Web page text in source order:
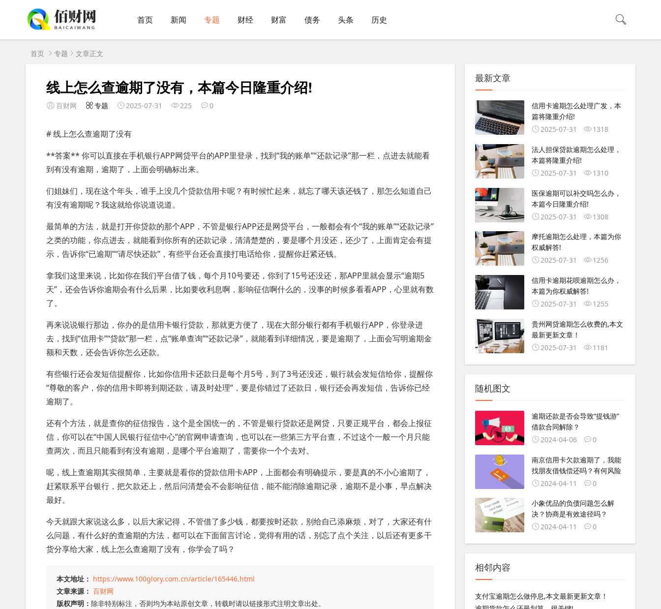
首页 新闻 专题 财经 财富 债务 头条 历史
首页 专题 文章正文
线上怎么查逾期了没有，本篇今日隆重介绍!
百财网 专题 2025-07-31 225 0
# 线上怎么查逾期了没有
**答案** 你可以直接在手机银行APP网贷平台的APP里登录，找到“我的账单”“还款记录”那一栏，点进去就能看
到有没有逾期，逾期了，上面会明确标出来。
们姐妹们，现在这个年头，谁手上没几个贷款信用卡呢？有时候忙起来，就忘了哪天该还钱了，那怎么知道自己
有没有逾期呢？我这就给你说道说道。
最简单的方法，就是打开你贷款的那个APP，不管是银行APP还是网贷平台，一般都会有个“我的账单”“还款记录”
之类的功能，你点进去，就能看到你所有的还款记录，清清楚楚的，要是哪个月没还，还少了，上面肯定会有提
示，告诉你“已逾期”“请尽快还款”，有些平台还会直接打电话给你，提醒你赶紧还钱。
拿我们这里来说，比如你在我们平台借了钱，每个月10号要还，你到了15号还没还，那APP里就会显示“逾期5
天”，还会告诉你逾期会有什么后果，比如要收利息啊，影响征信啊什么的，没事的时候多看看APP，心里就有数
了。
再来说说银行那边，你办的是信用卡银行贷款，那就更方便了，现在大部分银行都有手机银行APP，你登录进
去，找到“信用卡”“贷款”那一栏，点“账单查询”“还款记录”，就能看到详细情况，要是逾期了，上面会写明逾期金
额和天数，还会告诉你怎么还款。
有些银行还会发短信提醒你，比如你信用卡还款日是每个月5号，到了3号还没还，银行就会发短信给你，提醒你
“尊敬的客户，你的信用卡即将到期还款，请及时处理”，要是你错过了还款日，银行还会再发短信，告诉你已经
逾期了。
还有个方法，就是查你的征信报告，这个是全国统一的，不管是银行贷款还是网贷，只要正规平台，都会上报征
信，你可以在“中国人民银行征信中心”的官网申请查询，也可以在一些第三方平台查，不过这个一般一个月只能
查两次，而且只能看到有没有逾期，是哪个平台逾期了，需要你一个个去对。
呢，线上查逾期其实很简单，主要就是看你的贷款信用卡APP，上面都会有明确提示，要是真的不小心逾期了，
赶紧联系平台银行，把欠款还上，然后问清楚会不会影响征信，能不能消除逾期记录，逾期不是小事，早点解决
最好。
今天就跟大家说这么多，以后大家记得，不管借了多少钱，都要按时还款，别给自己添麻烦，对了，大家还有什
么问题，有什么好的查逾期的方法，都可以在下面留言讨论，觉得有用的话，别忘了点个关注，以后还有更多干
货分享给大家，线上怎么查逾期了没有，你学会了吗？
本文地址： https://www.100glory.com.cn/article/165446.html
文章来源： 百财网
版权声明： 除非特别标注，否则均为本站原创文章，转载时请以链接形式注明文章出处。
最新文章
信用卡逾期怎么处理广发，本
篇将隆重介绍!
2025-07-31
1318
法人担保贷款逾期怎么处理，
本篇将隆重介绍!
2025-07-31
1310
医保逾期可以补交吗怎么办，
本篇今日隆重介绍!
2025-07-31
1308
摩托逾期怎么处理，本篇为你
权威解答!
2025-07-31
1256
信用卡逾期花呗逾期怎么办，
本篇为你权威解答!
2025-07-31
1255
贵州网贷逾期怎么收费的,本文
最新更新文章！
2025-07-31
1181
随机图文
逾期还款是否会导致“提钱游”
借款合同解除？
2024-04-06
0
南京信用卡欠款逾期了，我能
找朋友借钱偿还吗？有何风险
2024-04-11
0
小象优品的负债问题怎么解
决？协商是有效途径吗？
2024-04-11
0
相邻内容
支付宝逾期怎么做停息,本文最新更新文章！